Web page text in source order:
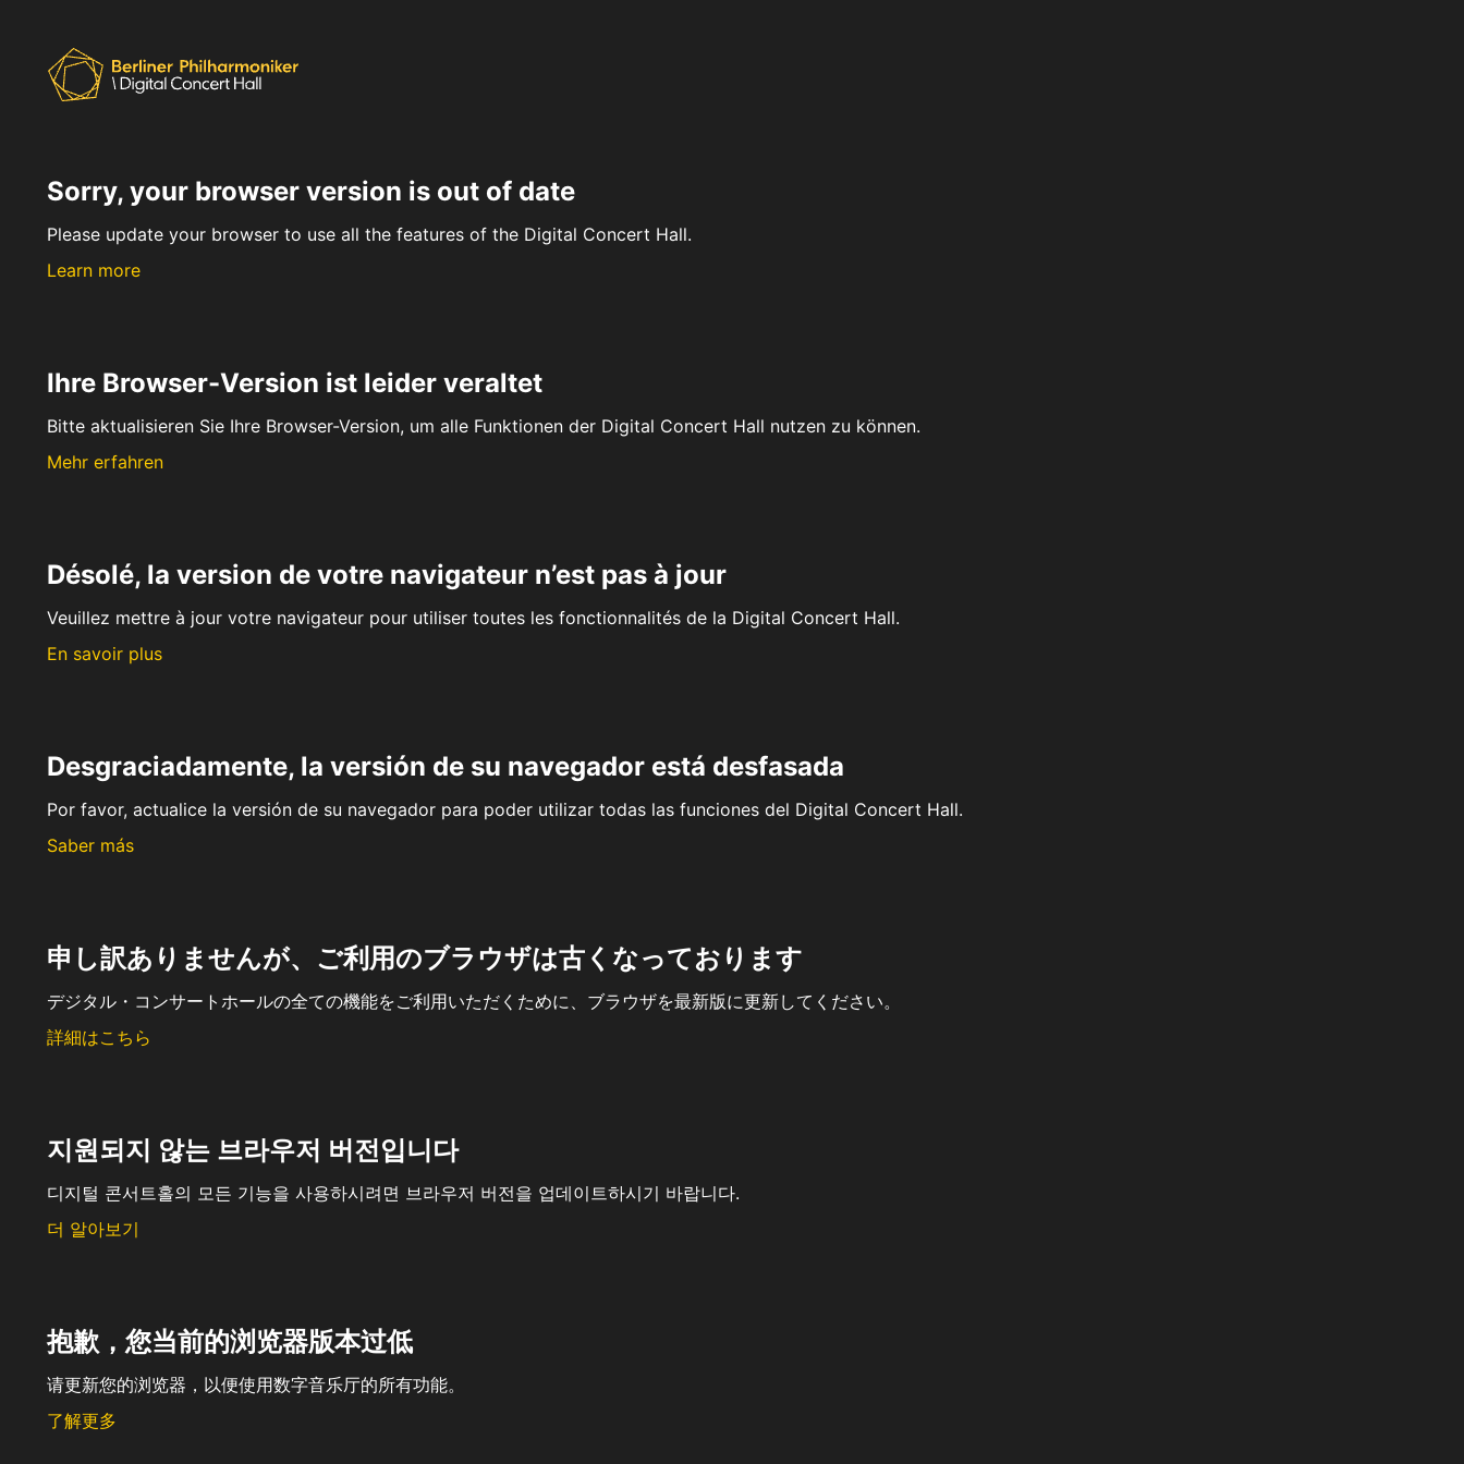
Sorry, your browser version is out of date
Please update your browser to use all the features of the Digital Concert Hall.
Learn more
Ihre Browser-Version ist leider veraltet
Bitte aktualisieren Sie Ihre Browser-Version, um alle Funktionen der Digital Concert Hall nutzen zu können.
Mehr erfahren
Désolé, la version de votre navigateur n’est pas à jour
Veuillez mettre à jour votre navigateur pour utiliser toutes les fonctionnalités de la Digital Concert Hall.
En savoir plus
Desgraciadamente, la versión de su navegador está desfasada
Por favor, actualice la versión de su navegador para poder utilizar todas las funciones del Digital Concert Hall.
Saber más
申し訳ありませんが、ご利用のブラウザは古くなっております
デジタル・コンサートホールの全ての機能をご利用いただくために、ブラウザを最新版に更新してください。
詳細はこちら
지원되지 않는 브라우저 버전입니다
디지털 콘서트홀의 모든 기능을 사용하시려면 브라우저 버전을 업데이트하시기 바랍니다.
더 알아보기
抱歉，您当前的浏览器版本过低
请更新您的浏览器，以便使用数字音乐厅的所有功能。
了解更多